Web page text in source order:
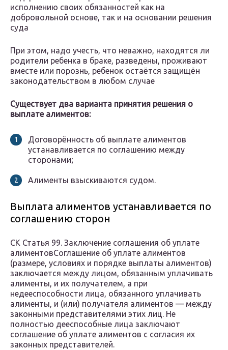
исполнению своих обязанностей как на
добровольной основе, так и на основании решения
суда
При этом, надо учесть, что неважно, находятся ли
родители ребенка в браке, разведены, проживают
вместе или порознь, ребенок остаётся защищён
законодательством в любом случае
Существует два варианта принятия решения о
выплате алиментов:
Договорённость об выплате алиментов
устанавливается по соглашению между
сторонами;
Алименты взыскиваются судом.
Выплата алиментов устанавливается по
соглашению сторон
СК Статья 99. Заключение соглашения об уплате
алиментовСоглашение об уплате алиментов
(размере, условиях и порядке выплаты алиментов)
заключается между лицом, обязанным уплачивать
алименты, и их получателем, а при
недееспособности лица, обязанного уплачивать
алименты, и (или) получателя алиментов — между
законными представителями этих лиц. Не
полностью дееспособные лица заключают
соглашение об уплате алиментов с согласия их
законных представителей.